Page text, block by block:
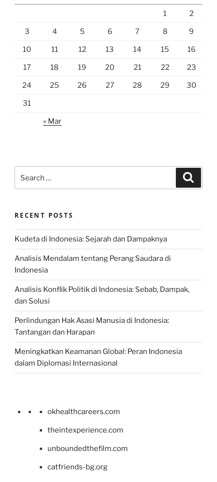
1 2
3 4 5 6 7 8 9
10 11 12 13 14 15 16
17 18 19 20 21 22 23
24 25 26 27 28 29 30
31
« Mar
for:
RECENT POSTS
Kudeta di Indonesia: Sejarah dan Dampaknya
Analisis Mendalam tentang Perang Saudara di
Indonesia
Analisis Konflik Politik di Indonesia: Sebab, Dampak,
dan Solusi
Perlindungan Hak Asasi Manusia di Indonesia:
Tantangan dan Harapan
Meningkatkan Keamanan Global: Peran Indonesia
dalam Diplomasi Internasional
okhealthcareers.com
theintexperience.com
unboundedthefilm.com
catfriends-bg.org